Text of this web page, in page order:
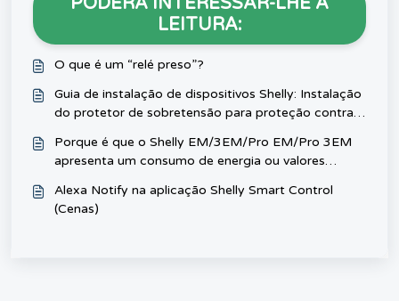
LEITURA:
O que é um “relé preso”?
Guia de instalação de dispositivos Shelly: Instalação
do protetor de sobretensão para proteção contra
Porque é que o Shelly EM/3EM/Pro EM/Pro 3EM
apresenta um consumo de energia ou valores
desligada?
Alexa Notify na aplicação Shelly Smart Control
(Cenas)